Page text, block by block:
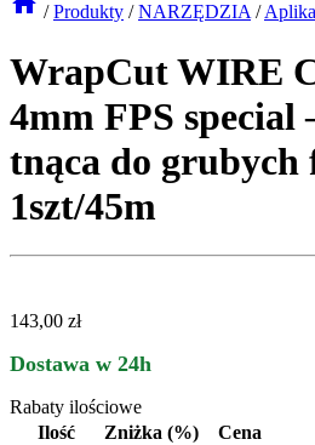
/ Produkty / NARZĘDZIA /
WrapCut WIRE
4mm FPS special
tnąca do grubych
1szt/45m
143,00 zł
Dostawa w 24h
Rabaty ilościowe
Ilość
Zniżka (%)
Cena